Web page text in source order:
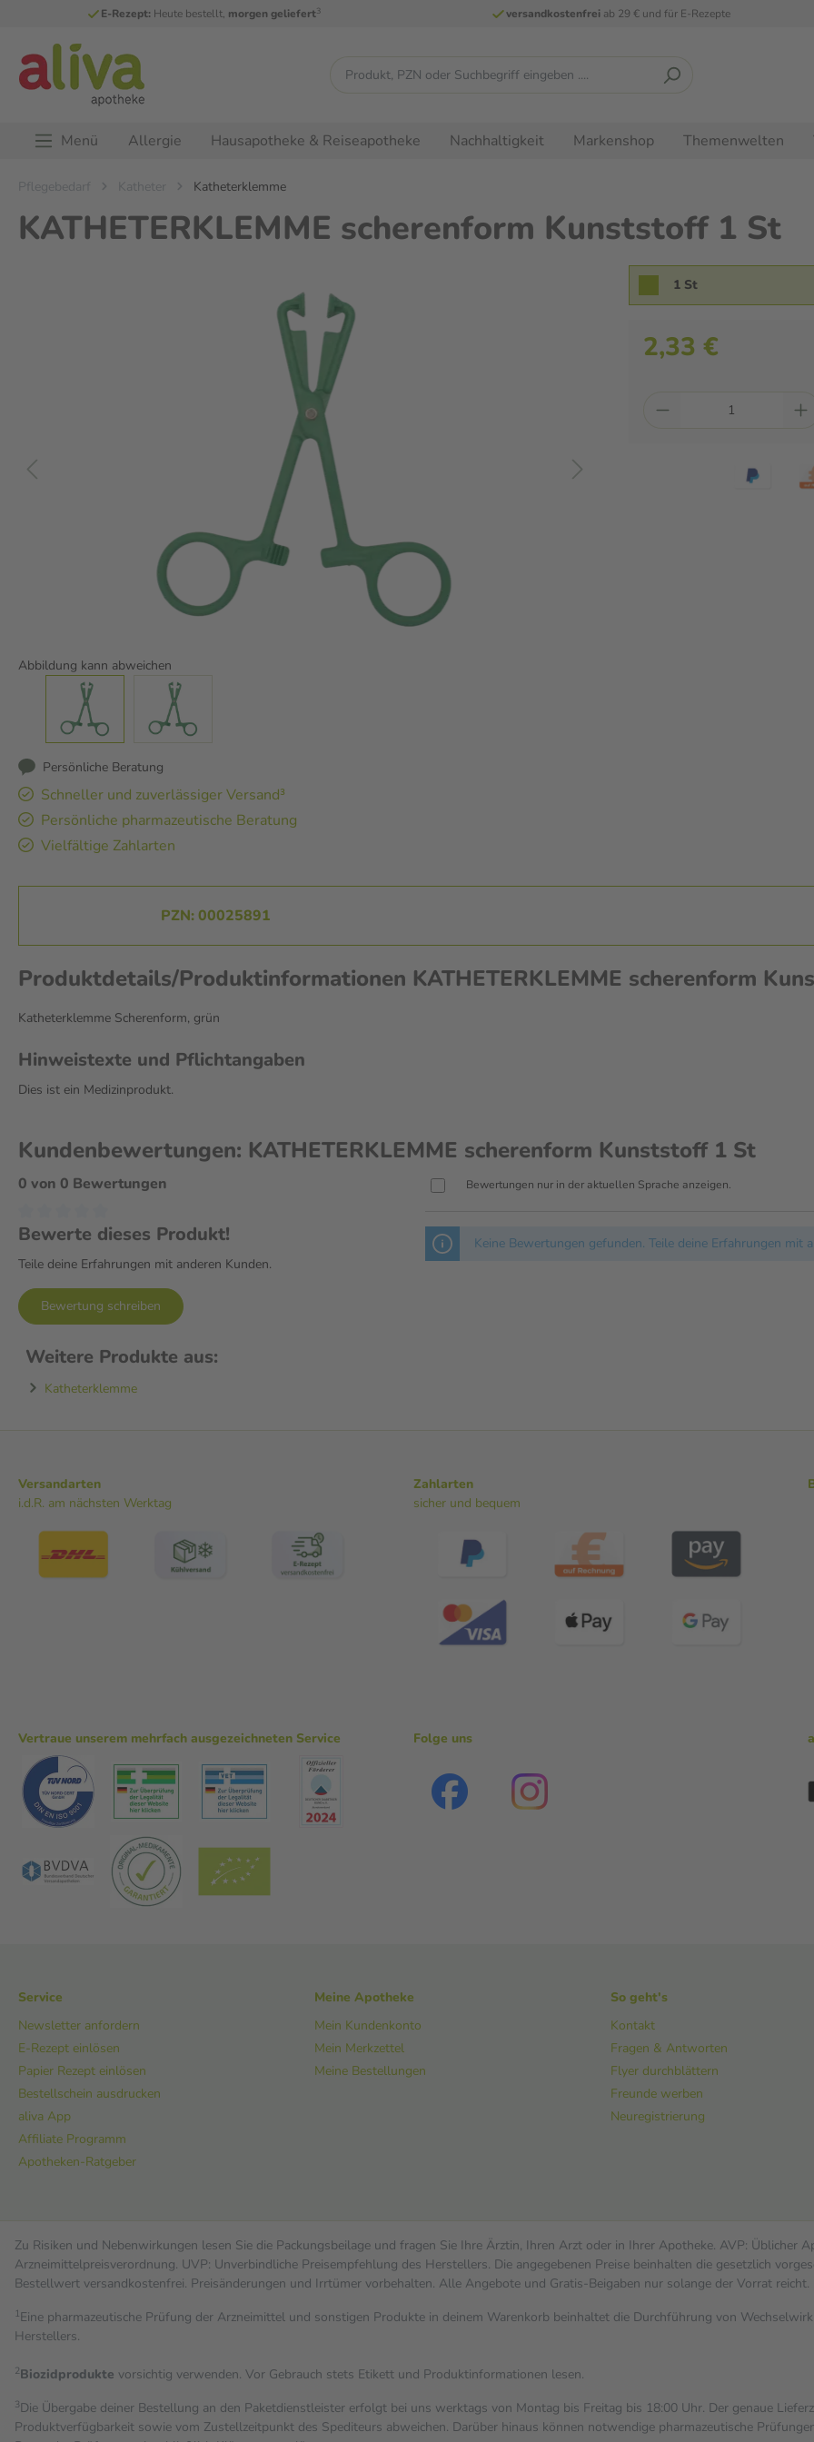
E-Rezept: Heute bestellt, morgen geliefert3 versandkostenfreiab 29 € und für E-Rezepte
Menü Allergie Hausapotheke & Reiseapotheke Nachhaltigkeit Markenshop Themenwelten
Pflegebedarf Katheter Katheterklemme
KATHETERKLEMME scherenform Kunststoff 1 St
Abbildung kann abweichen
Persönliche Beratung
Schneller und zuverlässiger Versand³
Persönliche pharmazeutische Beratung
Vielfältige Zahlarten
1 St
2,33 €
PZN: 00025891
Produktdetails/Produktinformationen KATHETERKLEMME scherenform
Katheterklemme Scherenform, grün
Hinweistexte und Pflichtangaben
Dies ist ein Medizinprodukt.
Kundenbewertungen: KATHETERKLEMME scherenform Kunststoff 1 St
0 von 0 Bewertungen
Bewerte dieses Produkt!
Teile deine Erfahrungen mit anderen Kunden.
Bewertung schreiben
Bewertungen nur in der aktuellen Sprache anzeigen.
Keine Bewertungen gefunden. Teile deine Erfahrungen mit
Weitere Produkte aus:
Katheterklemme
Versandarten
i.d.R. am nächsten Werktag
Zahlarten
sicher und bequem
Vertraue unserem mehrfach ausgezeichneten Service Folge uns
Service
Newsletter anfordern
E-Rezept einlösen
Papier Rezept einlösen
Bestellschein ausdrucken
aliva App
Affiliate Programm
Apotheken-Ratgeber
Meine Apotheke
Mein Kundenkonto
Mein Merkzettel
Meine Bestellungen
So geht's
Kontakt
Fragen & Antworten
Flyer durchblättern
Freunde werben
Neuregistrierung
Zu Risiken und Nebenwirkungen lesen Sie die Packungsbeilage und fragen Sie Ihre Ärztin, Ihren Arzt oder in Ihrer Apotheke. AVP: Üblicher
Arzneimittelpreisverordnung. UVP: Unverbindliche Preisempfehlung des Herstellers. Die angegebenen Preise beinhalten die gesetzlich
Bestell­wert versand­kosten­frei. Preisänderungen und Irrtümer vorbehalten. Alle Angebote und Gratis-Beigaben nur solange der Vorrat reicht.
1Eine pharmazeutische Prüfung der Arzneimittel und sonstigen Produkte in deinem Warenkorb beinhaltet die Durchführung von
Herstellers.
2Biozidprodukte vorsichtig verwenden. Vor Gebrauch stets Etikett und Produktinformationen lesen.
3Die Übergabe deiner Bestellung an den Paketdienstleister erfolgt bei uns werktags von Montag bis Freitag bis 18:00 Uhr. Der genaue
Produktverfügbarkeit sowie vom Zustellzeitpunkt des Spediteurs abweichen. Darüber hinaus können notwendige pharmazeutische